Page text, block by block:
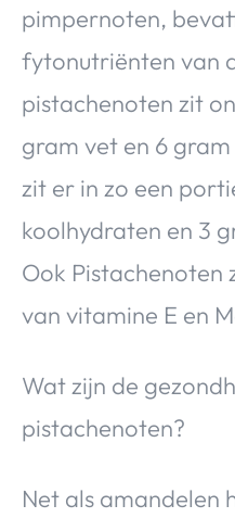
pimpernoten,
fytonutriënten van
pistachenoten zit
gram vet en 6
zit er in zo een
koolhydraten en 3
Ook Pistachenoten
van vitamine E en
Wat zijn de
pistachenoten?
Net als amandelen